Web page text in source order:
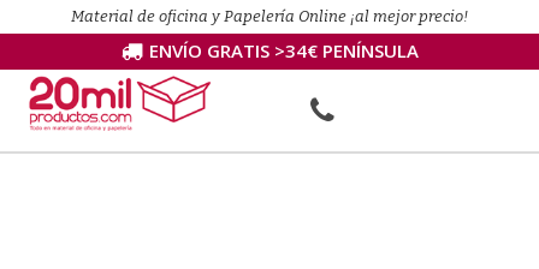
Material de oficina y Papelería Online ¡al mejor precio!
ENVÍO GRATIS >34€ PENÍNSULA